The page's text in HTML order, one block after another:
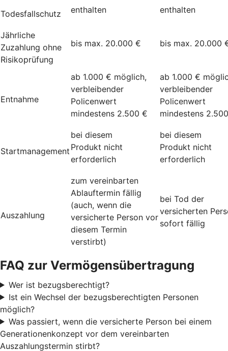
Todesfallschutz enthalten enthalten
Jährliche
Zuzahlung ohne
Risikoprüfung
bis max. 20.000 € bis max. 20.000
Entnahme
ab 1.000 € möglich,
verbleibender
Policenwert
mindestens 2.500 €
ab 1.000 €
verbleibender
Policenwert
mindestens
Startmanagement
bei diesem
Produkt nicht
erforderlich
bei diesem
Produkt nicht
erforderlich
Auszahlung
zum vereinbarten
Ablauftermin fällig
(auch, wenn die
versicherte Person vor
diesem Termin
verstirbt)
bei Tod der
versicherten
sofort fällig
FAQ zur Vermögensübertragung
Wer ist bezugsberechtigt?
Ist ein Wechsel der bezugsberechtigten Personen
möglich?
Was passiert, wenn die versicherte Person bei einem
Generationenkonzept vor dem vereinbarten
Auszahlungstermin stirbt?